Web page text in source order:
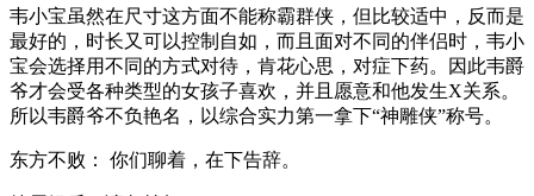
韦小宝虽然在尺寸这方面不能称霸群侠，但比较适中，反而是
最好的，时长又可以控制自如，而且面对不同的伴侣时，韦小
宝会选择用不同的方式对待，肯花心思，对症下药。因此韦爵
爷才会受各种类型的女孩子喜欢，并且愿意和他发生X关系。
所以韦爵爷不负艳名，以综合实力第一拿下“神雕侠”称号。
东方不败： 你们聊着，在下告辞。